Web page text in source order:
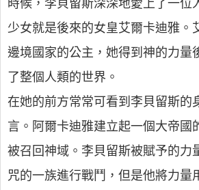
時候，李貝留斯深深地愛上了一位
少女就是後來的女皇艾爾卡迪雅。
邊境國家的公主，她得到神的力量
了整個人類的世界。
在她的前方常常可看到李貝留斯的
言。阿爾卡迪雅建立起一個大帝國
被召回神域。李貝留斯被賦予的力
咒的一族進行戰鬥，但是他將力量